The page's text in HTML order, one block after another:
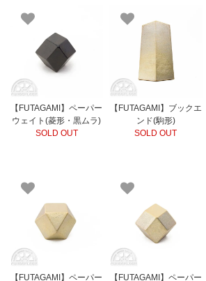
【FUTAGAMI】ペーパー
ウェイト(菱形・黒ムラ)
SOLD OUT
【FUTAGAMI】ブックエ
ンド(駒形)
SOLD OUT
【FUTAGAMI】ペーパー
【FUTAGAMI】ペーパー